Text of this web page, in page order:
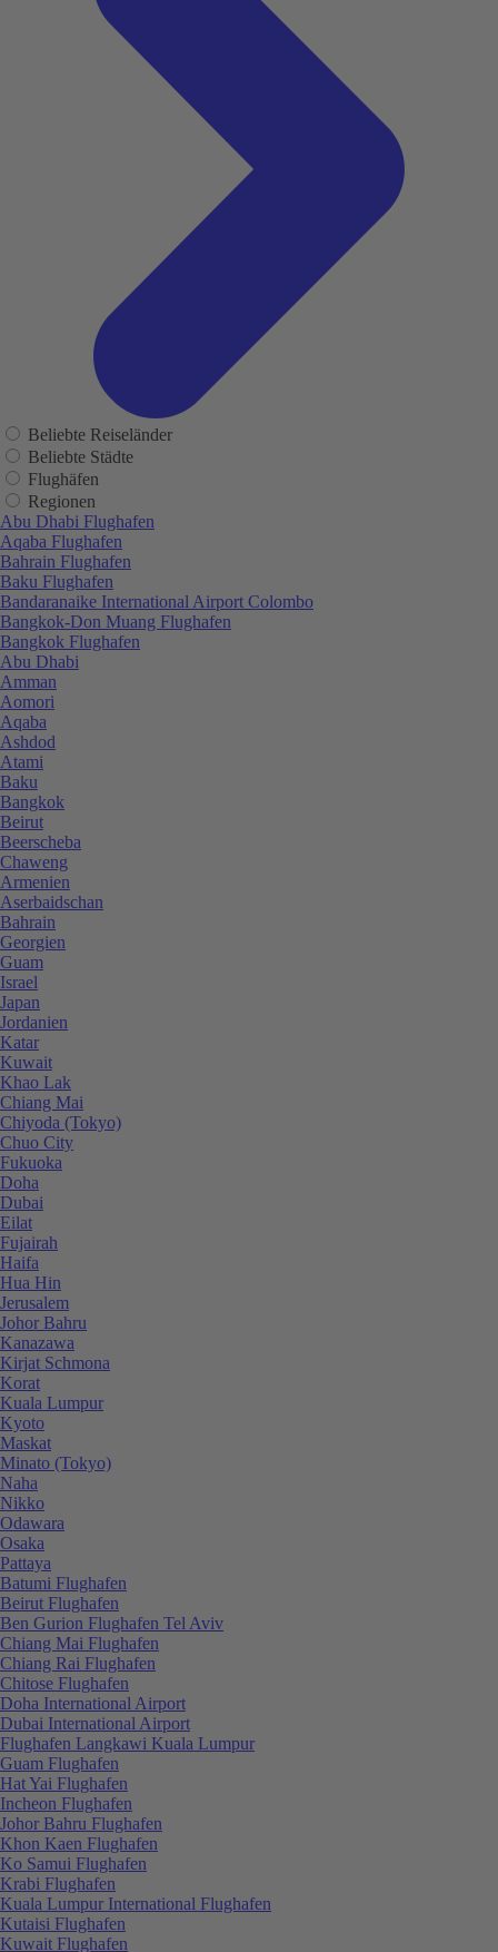
Beliebte Reiseländer
Beliebte Städte
Flughäfen
Regionen
Abu Dhabi Flughafen
Aqaba Flughafen
Bahrain Flughafen
Baku Flughafen
Bandaranaike International Airport Colombo
Bangkok-Don Muang Flughafen
Bangkok Flughafen
Abu Dhabi
Amman
Aomori
Aqaba
Ashdod
Atami
Baku
Bangkok
Beirut
Beerscheba
Chaweng
Armenien
Aserbaidschan
Bahrain
Georgien
Guam
Israel
Japan
Jordanien
Katar
Kuwait
Khao Lak
Chiang Mai
Chiyoda (Tokyo)
Chuo City
Fukuoka
Doha
Dubai
Eilat
Fujairah
Haifa
Hua Hin
Jerusalem
Johor Bahru
Kanazawa
Kirjat Schmona
Korat
Kuala Lumpur
Kyoto
Maskat
Minato (Tokyo)
Naha
Nikko
Odawara
Osaka
Pattaya
Batumi Flughafen
Beirut Flughafen
Ben Gurion Flughafen Tel Aviv
Chiang Mai Flughafen
Chiang Rai Flughafen
Chitose Flughafen
Doha International Airport
Dubai International Airport
Flughafen Langkawi Kuala Lumpur
Guam Flughafen
Hat Yai Flughafen
Incheon Flughafen
Johor Bahru Flughafen
Khon Kaen Flughafen
Ko Samui Flughafen
Krabi Flughafen
Kuala Lumpur International Flughafen
Kutaisi Flughafen
Kuwait Flughafen